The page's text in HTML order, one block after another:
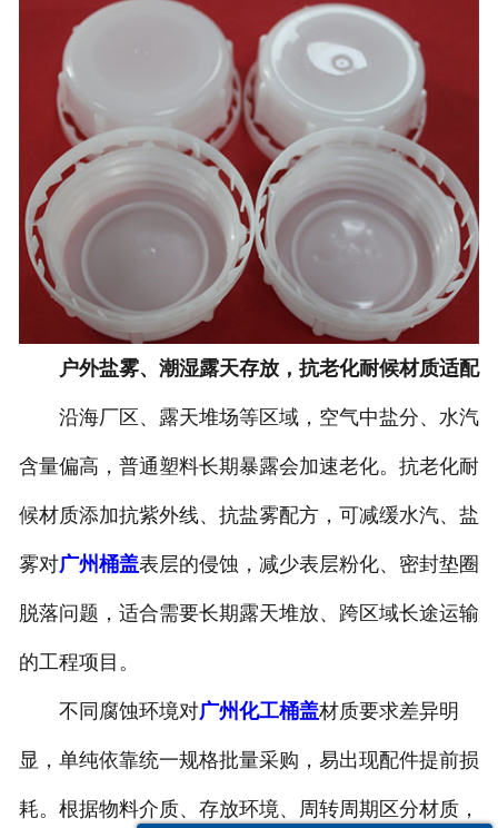
户外盐雾、潮湿露天存放，抗老化耐候材质适配
沿海厂区、露天堆场等区域，空气中盐分、水汽
含量偏高，普通塑料长期暴露会加速老化。抗老化耐
候材质添加抗紫外线、抗盐雾配方，可减缓水汽、盐
雾对广州桶盖表层的侵蚀，减少表层粉化、密封垫圈
脱落问题，适合需要长期露天堆放、跨区域长途运输
的工程项目。
不同腐蚀环境对广州化工桶盖材质要求差异明
显，单纯依靠统一规格批量采购，易出现配件提前损
耗。根据物料介质、存放环境、周转周期区分材质，